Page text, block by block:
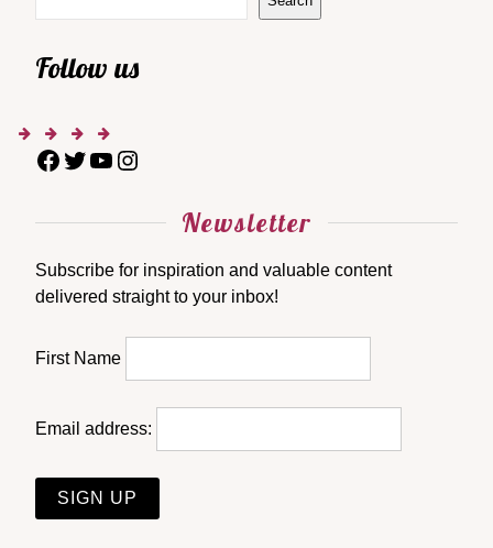
Follow us
Newsletter
Subscribe for inspiration and valuable content
delivered straight to your inbox!
First Name
Email address: